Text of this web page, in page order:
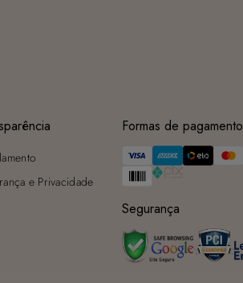
e Privacidade
Formas de pagamento
Segurança